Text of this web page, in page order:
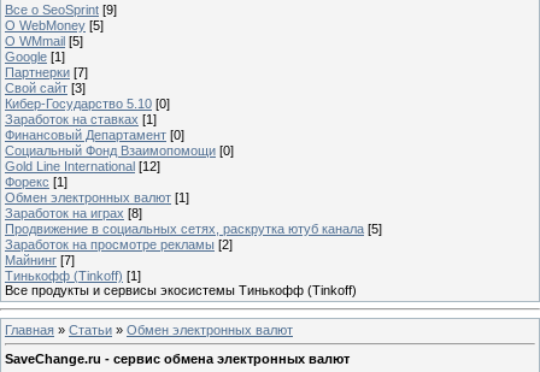
Все о SeoSprint [9]
О WebMoney [5]
О WMmail [5]
Google [1]
Партнерки [7]
Свой сайт [3]
Кибер-Государство 5.10 [0]
Заработок на ставках [1]
Финансовый Департамент [0]
Социальный Фонд Взаимопомощи [0]
Gold Line International [12]
Форекс [1]
Обмен электронных валют [1]
Заработок на играх [8]
Продвижение в социальных сетях, раскрутка ютуб канала [5]
Заработок на просмотре рекламы [2]
Майнинг [7]
Тинькофф (Tinkoff) [1]
Все продукты и сервисы экосистемы Тинькофф (Tinkoff)
Главная » Статьи » Обмен электронных валют
SaveChange.ru - сервис обмена электронных валют